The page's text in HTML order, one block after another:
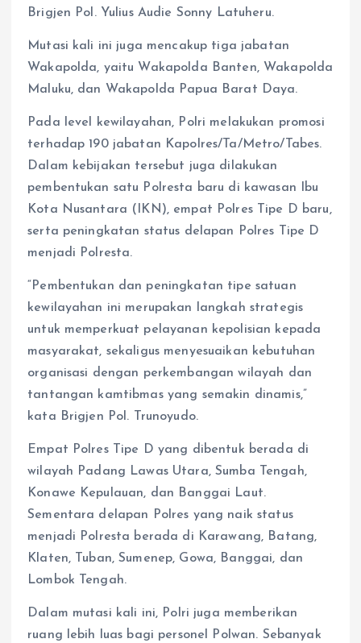
Brigjen Pol. Yulius Audie Sonny Latuheru.
Mutasi kali ini juga mencakup tiga jabatan
Wakapolda, yaitu Wakapolda Banten, Wakapolda
Maluku, dan Wakapolda Papua Barat Daya.
Pada level kewilayahan, Polri melakukan promosi
terhadap 190 jabatan Kapolres/Ta/Metro/Tabes.
Dalam kebijakan tersebut juga dilakukan
pembentukan satu Polresta baru di kawasan Ibu
Kota Nusantara (IKN), empat Polres Tipe D baru,
serta peningkatan status delapan Polres Tipe D
menjadi Polresta.
“Pembentukan dan peningkatan tipe satuan
kewilayahan ini merupakan langkah strategis
untuk memperkuat pelayanan kepolisian kepada
masyarakat, sekaligus menyesuaikan kebutuhan
organisasi dengan perkembangan wilayah dan
tantangan kamtibmas yang semakin dinamis,”
kata Brigjen Pol. Trunoyudo.
Empat Polres Tipe D yang dibentuk berada di
wilayah Padang Lawas Utara, Sumba Tengah,
Konawe Kepulauan, dan Banggai Laut.
Sementara delapan Polres yang naik status
menjadi Polresta berada di Karawang, Batang,
Klaten, Tuban, Sumenep, Gowa, Banggai, dan
Lombok Tengah.
Dalam mutasi kali ini, Polri juga memberikan
ruang lebih luas bagi personel Polwan. Sebanyak